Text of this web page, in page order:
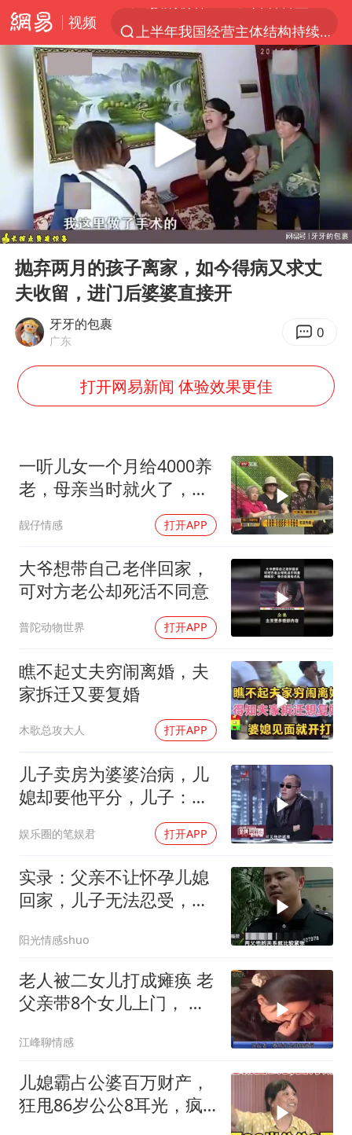
视频
俄称边境州遭乌大规模袭击已致13伤
杭州机场已取消航班388架次
于东来回应胖东来近25年老店年底关闭
浙江省委书记：该停下的坚决停下来
中国籍豪华游艇富商之子在泰国被杀
白海豚北上或致京津冀暴雨
美将每月供乌爱国者拦截导弹
国足U17与阿森纳决赛取消 并列冠军
《龙餐馆》 冲奖
韩军前线部队连曝丑闻
云南一男子胃中取出180颗铁钉
奋力开创中国式现代化建设新局面
Play
00:00 12:45
抛弃两月的孩子离家，如今得病又求丈
夫收留，进门后婆婆直接开
牙牙的包裹
广东 0
打开网易新闻 体验效果更佳
一听儿女一个月给4000养
老，母亲当时就火了，打
靓仔情感 打开APP
大爷想带自己老伴回家，
可对方老公却死活不同意
普陀动物世界 打开APP
瞧不起丈夫穷闹离婚，夫
家拆迁又要复婚
木歌总攻大人 打开APP
儿子卖房为婆婆治病，儿
媳却要他平分，儿子：我
娱乐圈的笔娱君 打开APP
实录：父亲不让怀孕儿媳
回家，儿子无法忍受，父
阳光情感shuo
老人被二女儿打成瘫痪 老
父亲带8个女儿上门， 二
江峰聊情感
儿媳霸占公婆百万财产，
狂甩86岁公公8耳光，疯